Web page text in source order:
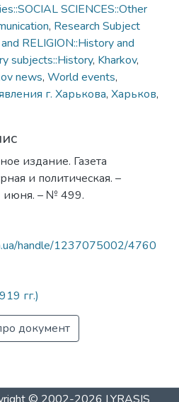
SCIENCES::Other
, Research Subject
RELIGION::History and
subjects::History, Kharkov,
news, World events,
г. Харькова, Харьков,
издание. Газета
и политическая. –
июня. – № 499.
handle/1237075002/4760
гг.)
документ